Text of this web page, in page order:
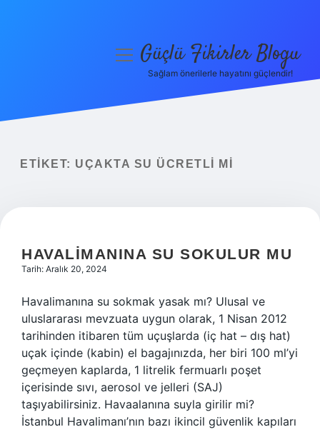
Yasal Uyarı
menüyüGüçlü Fikirler Blogu
Sağlam önerilerle hayatını güçlendir!
ETIKET: UÇAKTA SU ÜCRETLI MI
HAVALIMANINA SU SOKULUR MU
Tarih: Aralık 20, 2024
Havalimanına su sokmak yasak mı? Ulusal ve
uluslararası mevzuata uygun olarak, 1 Nisan 2012
tarihinden itibaren tüm uçuşlarda (iç hat – dış hat)
uçak içinde (kabin) el bagajınızda, her biri 100 ml’yi
geçmeyen kaplarda, 1 litrelik fermuarlı poşet
içerisinde sıvı, aerosol ve jelleri (SAJ)
taşıyabilirsiniz. Havaalanına suyla girilir mi?
İstanbul Havalimanı’nın bazı ikincil güvenlik kapıları